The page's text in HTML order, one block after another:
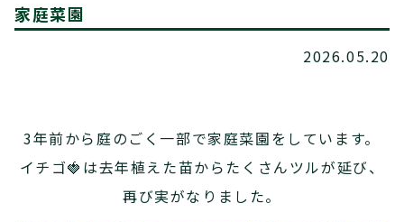
家庭菜園
2026.05.20
3年前から庭のごく一部で家庭菜園をしています。
イチゴ🍓は去年植えた苗からたくさんツルが延び、
再び実がなりました。